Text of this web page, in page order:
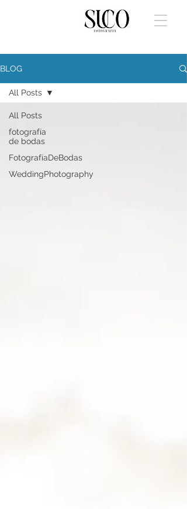
BLOG
All Posts
fotografía
de bodas
FotografíaDeBodas
WeddingPhotography
All Posts